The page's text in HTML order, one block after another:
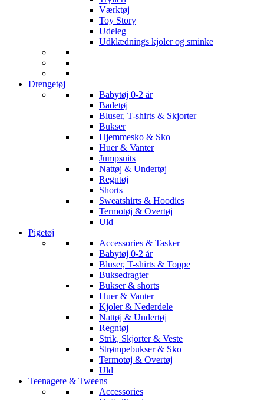
Værktøj
Toy Story
Udeleg
Udklædnings kjoler og sminke
Drengetøj
Babytøj 0-2 år
Badetøj
Bluser, T-shirts & Skjorter
Bukser
Hjemmesko & Sko
Huer & Vanter
Jumpsuits
Nattøj & Undertøj
Regntøj
Shorts
Sweatshirts & Hoodies
Termotøj & Overtøj
Uld
Pigetøj
Accessories & Tasker
Babytøj 0-2 år
Bluser, T-shirts & Toppe
Buksedragter
Bukser & shorts
Huer & Vanter
Kjoler & Nederdele
Nattøj & Undertøj
Regntøj
Strik, Skjorter & Veste
Strømpebukser & Sko
Termotøj & Overtøj
Uld
Teenagere & Tweens
Accessories